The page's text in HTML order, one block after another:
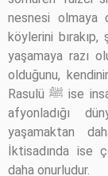
nesnesi olmaya
köylerini
yaşamaya razı
olduğunu,
Rasulü ﷺ ise insanları üretmeye çağırmaktadır. Kapitalizmin
afyonladığı
yaşamaktan
İktisadında ise
daha onurludur.